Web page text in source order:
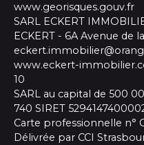
www.georisques.gouv.fr
SARL ECKERT
ECKERT - 6A Avenue de
www.eckert-
10
SARL au capital de 500
740 SIRET
Carte professionnelle n°
Délivrée par CCI